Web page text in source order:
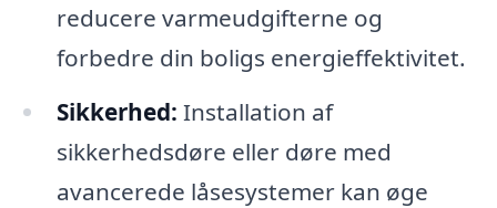
reducere varmeudgifterne og
forbedre din boligs energieffektivitet.
Sikkerhed: Installation af
sikkerhedsdøre eller døre med
avancerede låsesystemer kan øge